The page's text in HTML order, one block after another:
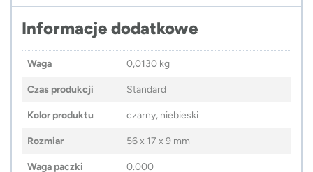
Informacje dodatkowe
Waga 0,0130 kg
Czas produkcji Standard
Kolor produktu czarny, niebieski
Rozmiar 56 x 17 x 9 mm
Waga paczki 0.000